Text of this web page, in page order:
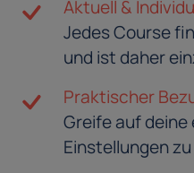
Aktuell &
Jedes Course
und ist daher
Praktischer
Greife auf deine
Einstellungen zu